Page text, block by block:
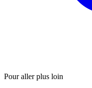
Pour aller plus loin